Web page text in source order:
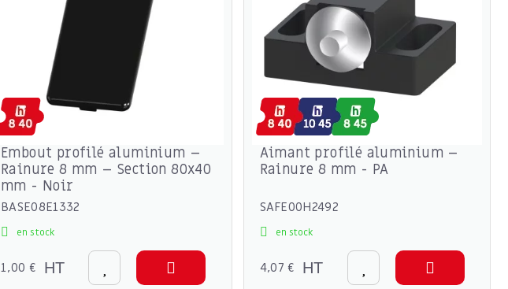
Embout profilé aluminium –
Rainure 8 mm – Section 80x40
mm - Noir
BASE08E1332
en stock
1,00 € HT
Aimant profilé aluminium –
Rainure 8 mm - PA
SAFE00H2492
en stock
4,07 € HT